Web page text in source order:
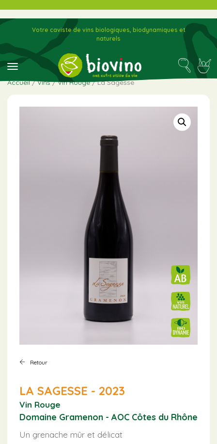
toggle navigation
Votre caviste de vins biologiques, biodynamiques et
naturels
Accueil/Vins/Vin Rouge/ La Sagesse
Retour
LA SAGESSE - 2023
Vin Rouge
Domaine Gramenon - AOC Côtes du Rhône
Un grenache mûr et délicat